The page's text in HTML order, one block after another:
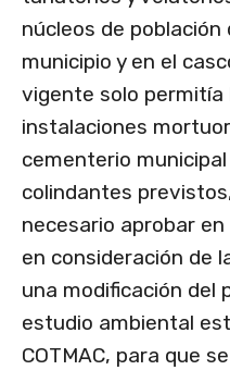
núcleos de
municipio y en el
vigente solo
instalaciones
cementerio
colindantes
necesario aprobar
en consideración de
una modificación del
estudio ambiental
COTMAC, para que